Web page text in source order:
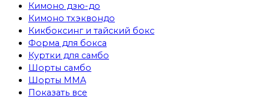
Кимоно дзю-до
Кимоно тхэквондо
Кикбоксинг и тайский бокс
Форма для бокса
Куртки для самбо
Шорты самбо
Шорты MMA
Показать все